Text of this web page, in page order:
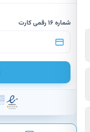
شماره 16 رقمی کارت